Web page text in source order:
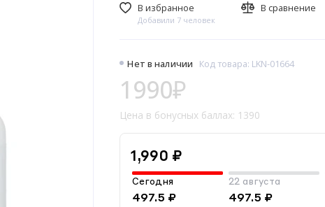
Нет в наличии Код товара: LKN-01664
1990₽
Цена в бонусных баллах: 1390
1,990 ₽
Сегодня
497.5 ₽
22 августа
497.5 ₽
В избранное
Добавили 7 человек
В сравнение